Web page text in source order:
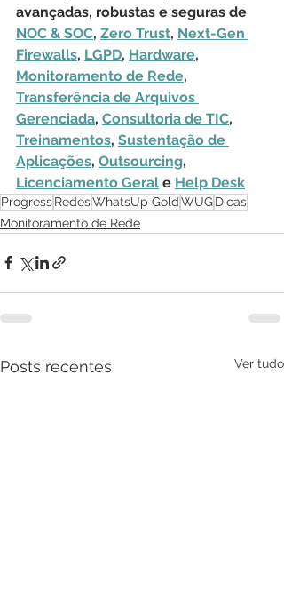
avançadas, robustas e seguras de
NOC & SOC, Zero Trust, Next-Gen
Firewalls, LGPD, Hardware,
Monitoramento de Rede,
Transferência de Arquivos
Gerenciada, Consultoria de TIC,
Treinamentos, Sustentação de
Aplicações, Outsourcing,
Licenciamento Geral e Help Desk
ProgressRedesWhatsUp GoldWUGDicas
Monitoramento de Rede
Posts recentes Ver tudo